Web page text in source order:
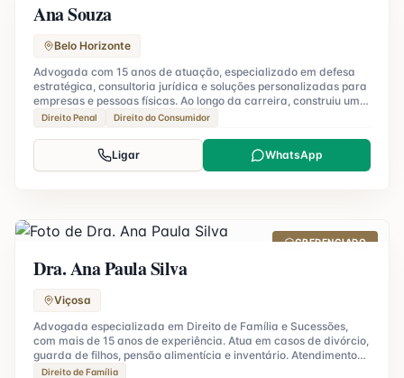
Ana Souza
Belo Horizonte
Advogada com 15 anos de atuação, especializado em defesa
estratégica, consultoria jurídica e soluções personalizadas para
empresas e pessoas físicas. Ao longo da carreira, construiu uma
reputação sólida pela condução ética, visão analítica e busca
constante por resultados eficientes e sustentáveis.
Direito Penal Direito do Consumidor
Ligar WhatsApp
CREDENCIADO
Dra. Ana Paula Silva
Viçosa
Advogada especializada em Direito de Família e Sucessões,
com mais de 15 anos de experiência. Atua em casos de divórcio,
guarda de filhos, pensão alimentícia e inventário. Atendimento
humanizado e personalizado.
Direito de Família